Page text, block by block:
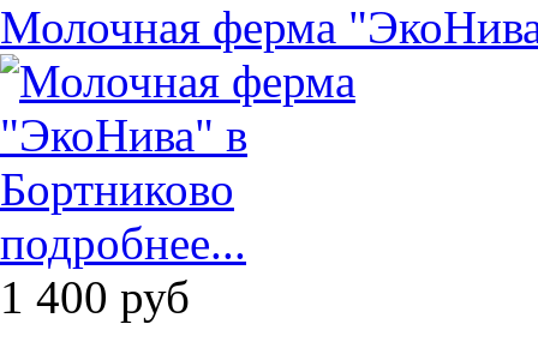
Молочная ферма
подробнее...
1 400 руб